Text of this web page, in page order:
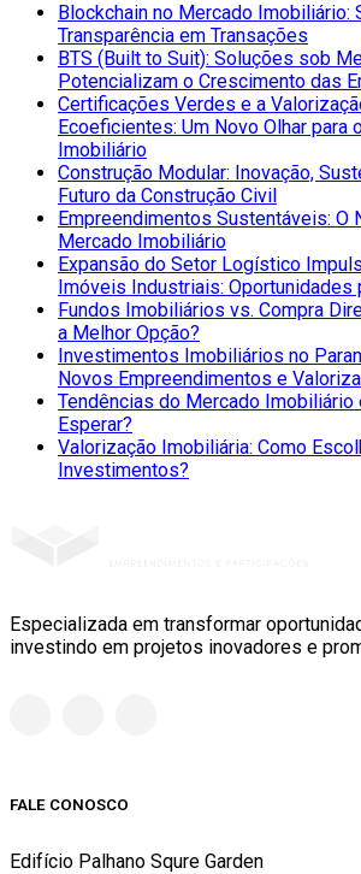
Blockchain no Mercado Imobiliário:
Transparência em Transações
BTS (Built to Suit): Soluções sob
Potencializam o Crescimento das
Certificações Verdes e a
Ecoeficientes: Um Novo Olhar para
Imobiliário
Construção Modular: Inovação,
Futuro da Construção Civil
Empreendimentos Sustentáveis: O
Mercado Imobiliário
Expansão do Setor Logístico
Imóveis Industriais: Oportunidades
Fundos Imobiliários vs. Compra
a Melhor Opção?
Investimentos Imobiliários no
Novos Empreendimentos e
Tendências do Mercado Imobiliário
Esperar?
Valorização Imobiliária: Como
Investimentos?
Especializada em transformar
investindo em projetos inovadores e
FALE CONOSCO
Edifício Palhano Squre Garden